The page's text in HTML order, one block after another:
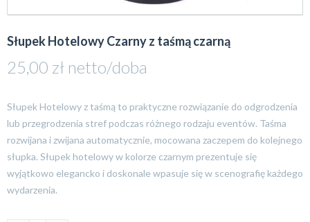
Słupek Hotelowy Czarny z taśmą czarną
25,00 zł netto/doba
Słupek Hotelowy z taśmą to praktyczne rozwiązanie do odgrodzenia
lub przegrodzenia stref podczas różnego rodzaju eventów. Taśma
rozwijana i zwijana automatycznie, mocowana zaczepem do kolejnego
słupka. Słupek hotelowy w kolorze czarnym prezentuje się
wyjątkowo elegancko i doskonale wpasuje się w scenografię każdego
wydarzenia.